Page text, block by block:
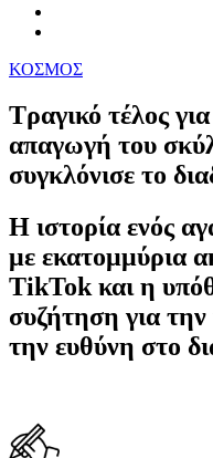
ΚΟΣΜΟΣ
Τραγικό τέλος
απαγωγή του
συγκλόνισε το
Η ιστορία ενός
με εκατομμύρια
TikTok και η
συζήτηση για
την ευθύνη στο